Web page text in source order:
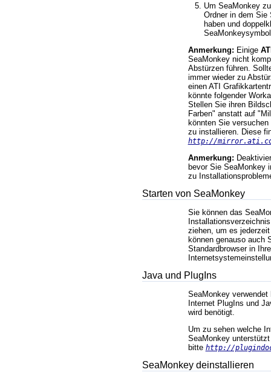
Um SeaMonkey
Ordner in dem Sie
haben und
Anmerkung: Einige
SeaMonkey nicht
Abstürzen führen.
immer wieder zu
einen ATI
könnte folgender
Stellen Sie ihren
Farben
anstatt auf
könnten Sie versuchen
zu installieren. Diese
http://
Anmerkung:
bevor Sie SeaMonkey
zu
Starten von SeaMonkey
Sie können das
ziehen, um es
können genauso auch
Standardbrowser in
Java und PlugIns
SeaMonkey
Internet PlugIns und
wird benötigt.
Um zu sehen welche
SeaMonkey
bitte http://
SeaMonkey deinstallieren